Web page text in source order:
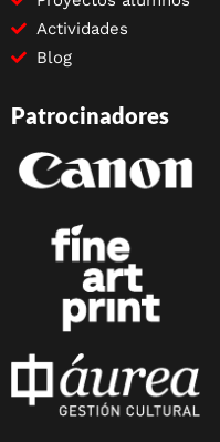
Actividades
Blog
Patrocinadores